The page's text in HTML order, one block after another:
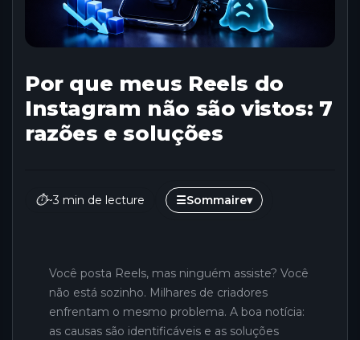
Por que meus Reels do
Instagram não são vistos: 7
razões e soluções
⏱~3 min de lecture ☰Sommaire▾
Você posta Reels, mas ninguém assiste? Você
não está sozinho. Milhares de criadores
enfrentam o mesmo problema. A boa notícia:
as causas são identificáveis e as soluções